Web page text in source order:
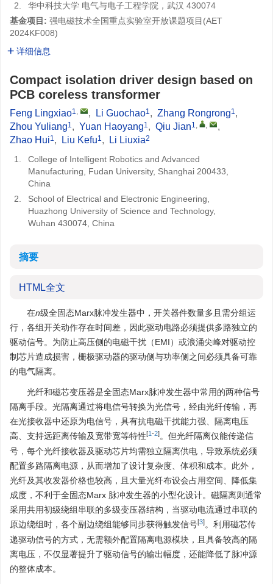
2.
华中科技大学 电气与电子工程学院，武汉 430074
基金项目: 强电磁技术全国重点实验室开放课题项目(AET
2024KF008)
详细信息
Compact isolation driver design based on
PCB coreless transformer
Feng Lingxiao1, , Li Guochao1, Zhang Rongrong1,
Zhou Yuliang1, Yuan Haoyang1, Qiu Jian1, ,
,
Zhao Hui1, Liu Kefu1, Li Liuxia2
1.
College of Intelligent Robotics and Advanced
Manufacturing, Fudan University, Shanghai 200433,
China
2.
School of Electrical and Electronic Engineering,
Huazhong University of Science and Technology,
Wuhan 430074, China
摘要
HTML全文
在n级全固态Marx脉冲发生器中，开关器件数量多且需分组运
行，各组开关动作存在时间差，因此驱动电路必须提供多路独立的
驱动信号。为防止高压侧的电磁干扰（EMI）或浪涌尖峰对驱动控
制芯片造成损害，栅极驱动器的驱动侧与功率侧之间必须具备可靠
的电气隔离。
光纤和磁芯变压器是全固态Marx脉冲发生器中常用的两种信号
隔离手段。光隔离通过将电信号转换为光信号，经由光纤传输，再
在光接收器中还原为电信号，具有抗电磁干扰能力强、隔离电压
高、支持远距离传输及宽带宽等特性[1-2]。但光纤隔离仅能传递信
号，每个光纤接收器及驱动芯片均需独立隔离供电，导致系统必须
配置多路隔离电源，从而增加了设计复杂度、体积和成本。此外，
光纤及其收发器价格也较高，且大量光纤布设会占用空间、降低集
成度，不利于全固态Marx 脉冲发生器的小型化设计。磁隔离则通常
采用共用初级绕组串联的多级变压器结构，当驱动电流通过串联的
原边绕组时，各个副边绕组能够同步获得触发信号[3]。利用磁芯传
递驱动信号的方式，无需额外配置隔离电源模块，且具备较高的隔
离电压，不仅显著提升了驱动信号的输出幅度，还能降低了脉冲源
的整体成本。